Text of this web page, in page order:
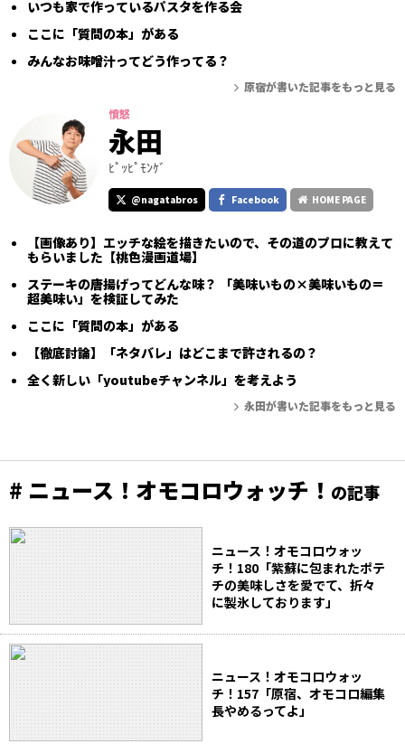
いつも家で作っているパスタを作る会
ここに「質問の本」がある
みんなお味噌汁ってどう作ってる？
原宿が書いた記事をもっと見る
憤怒
永田
ﾋﾟｯﾋﾟﾓﾝｹﾞ
@nagatabros Facebook HOME PAGE
【画像あり】エッチな絵を描きたいので、その道のプロに教えて
もらいました【桃色漫画道場】
ステーキの唐揚げってどんな味？ 「美味いもの×美味いもの＝
超美味い」を検証してみた
ここに「質問の本」がある
【徹底討論】「ネタバレ」はどこまで許されるの？
全く新しい「youtubeチャンネル」を考えよう
永田が書いた記事をもっと見る
# ニュース！オモコロウォッチ！ の記事
ニュース！オモコロウォッ
チ！180「紫蘇に包まれたポテ
チの美味しさを愛でて、折々
に製氷しております」
ニュース！オモコロウォッ
チ！157「原宿、オモコロ編集
長やめるってよ」